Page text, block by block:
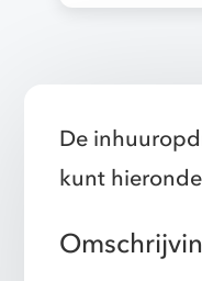
De
kunt